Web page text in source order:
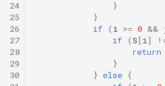
24
25
26
27
28
29
30
}
}
if ( i >= 0 &&
if (S[i ]
return
}
} else {